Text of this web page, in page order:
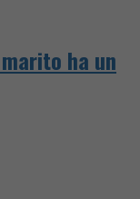
ha un